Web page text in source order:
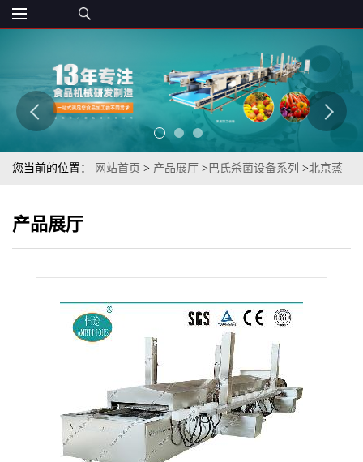
您当前的位置： 网站首页 > 产品展厅 > 巴氏杀菌设备系列 >北京蒸
产品展厅